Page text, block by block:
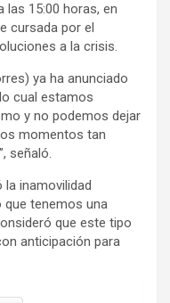
las 15:00 horas, en
cursada por el
a la crisis.
ya ha anunciado
cual estamos
y no podemos dejar
momentos tan
señaló.
inamovilidad
que tenemos una
que este tipo
anticipación para